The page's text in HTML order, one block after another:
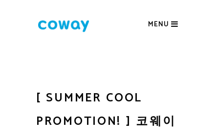
MENU
[ SUMMER COOL
PROMOTION! ] 코웨이